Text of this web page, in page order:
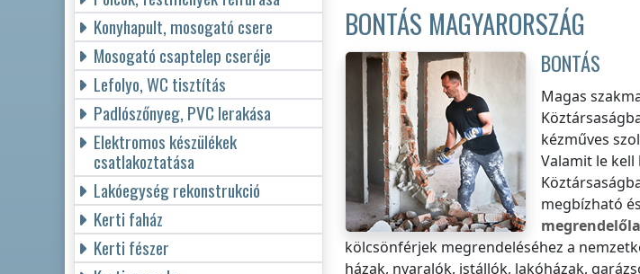
BONTÁS MAGYARORSZÁG
BONTÁS
Magas
kézműves
Valamit le
megbízható
kölcsönférjek megrendeléséhez a
házak, nyaralók, istállók, lakóházak,
Konyhapult, mosogató csere
Mosogató csaptelep cseréje
Lefolyo, WC tisztítás
Padlószőnyeg, PVC lerakása
Elektromos készülékek
csatlakoztatása
Lakóegység rekonstrukció
Kerti faház
Kerti fészer